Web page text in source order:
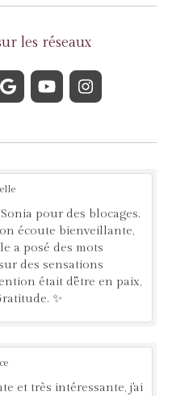
les réseaux
pour des blocages.
écoute bienveillante,
a posé des mots
des sensations
était d'être en paix,
✨
et très intéressante, j'ai